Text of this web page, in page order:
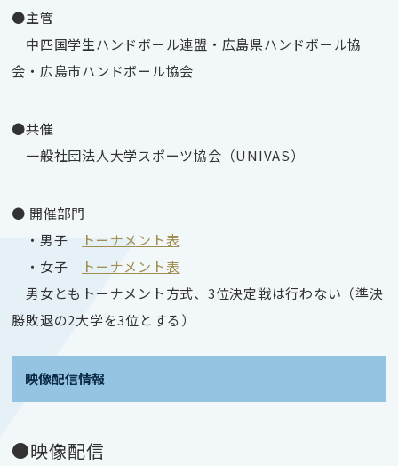
●主管
中四国学生ハンドボール連盟・広島県ハンドボール協
会・広島市ハンドボール協会
●共催
一般社団法人大学スポーツ協会（UNIVAS）
● 開催部門
・男子
トーナメント表
・女子
トーナメント表
男女ともトーナメント方式、3位決定戦は行わない（準決
勝敗退の2大学を3位とする）
映像配信情報
●映像配信